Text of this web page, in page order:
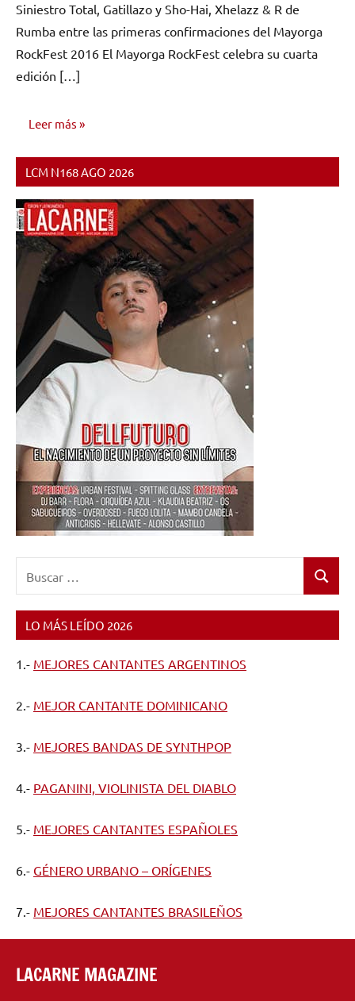
Siniestro Total, Gatillazo y Sho-Hai, Xhelazz & R de
Rumba entre las primeras confirmaciones del Mayorga
RockFest 2016 El Mayorga RockFest celebra su cuarta
edición […]
Leer más
NOTICIAS
LCM N168 AGO 2026
Buscar
LO MÁS LEÍDO 2026
1.- MEJORES CANTANTES ARGENTINOS
2.- MEJOR CANTANTE DOMINICANO
3.- MEJORES BANDAS DE SYNTHPOP
4.- PAGANINI, VIOLINISTA DEL DIABLO
5.- MEJORES CANTANTES ESPAÑOLES
6.- GÉNERO URBANO – ORÍGENES
7.- MEJORES CANTANTES BRASILEÑOS
LACARNE MAGAZINE